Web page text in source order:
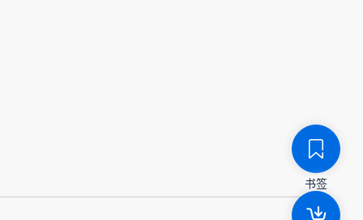
书签